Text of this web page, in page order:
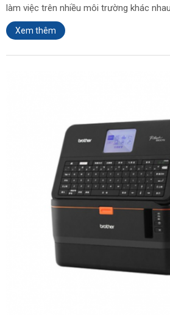
làm việc trên nhiều môi trường khác
Xem thêm